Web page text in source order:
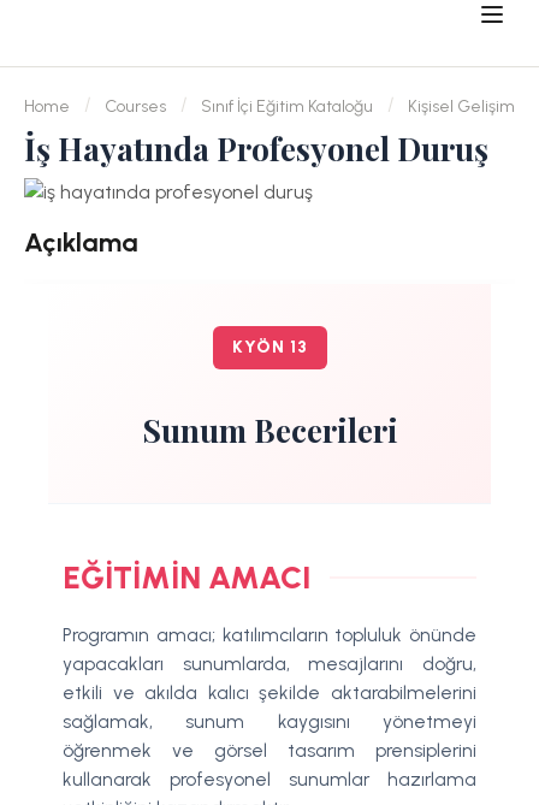
Home Courses Sınıf İçi Eğitim Kataloğu Kişisel Gelişim
İş Hayatında Profesyonel Duruş
Açıklama
KYÖN 13
Sunum Becerileri
EĞITIMIN AMACI
Programın amacı; katılımcıların topluluk önünde
yapacakları sunumlarda, mesajlarını doğru,
etkili ve akılda kalıcı şekilde aktarabilmelerini
sağlamak, sunum kaygısını yönetmeyi
öğrenmek ve görsel tasarım prensiplerini
kullanarak profesyonel sunumlar hazırlama